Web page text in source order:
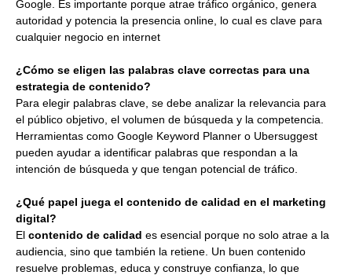
Google. Es importante porque atrae tráfico orgánico, genera
autoridad y potencia la presencia online, lo cual es clave para
cualquier negocio en internet
¿Cómo se eligen las palabras clave correctas para una
estrategia de contenido?
Para elegir palabras clave, se debe analizar la relevancia para
el público objetivo, el volumen de búsqueda y la competencia.
Herramientas como Google Keyword Planner o Ubersuggest
pueden ayudar a identificar palabras que respondan a la
intención de búsqueda y que tengan potencial de tráfico.
¿Qué papel juega el contenido de calidad en el marketing
digital?
El contenido de calidad es esencial porque no solo atrae a la
audiencia, sino que también la retiene. Un buen contenido
resuelve problemas, educa y construye confianza, lo que